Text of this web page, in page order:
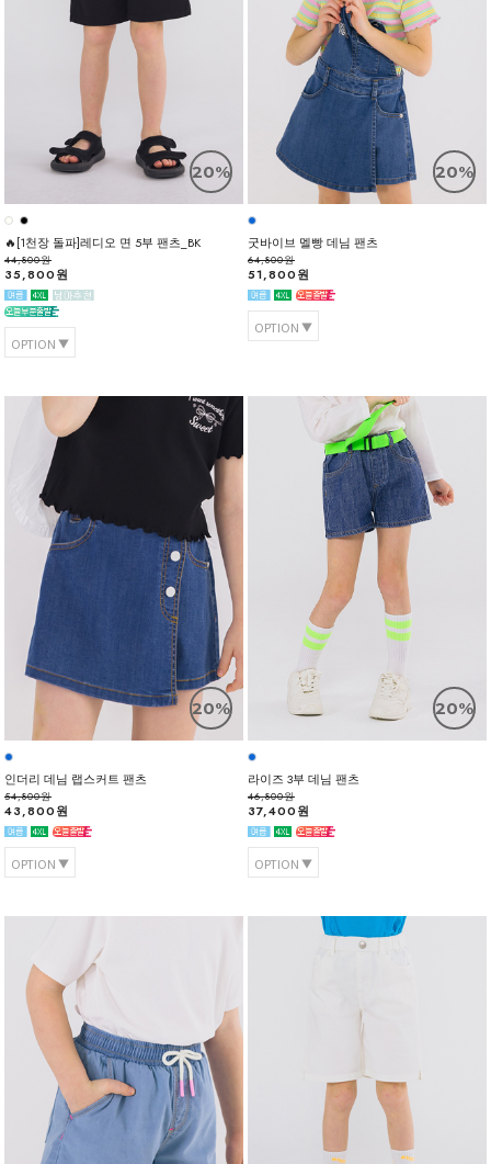
20%
🔥[1천장 돌파]레디오 면 5부 팬츠_BK
44,800원
35,800원
OPTION
20%
굿바이브 멜빵 데님 팬츠
64,800원
51,800원
OPTION
20%
인더리 데님 랩스커트 팬츠
54,800원
43,800원
OPTION
20%
라이즈 3부 데님 팬츠
46,800원
37,400원
OPTION